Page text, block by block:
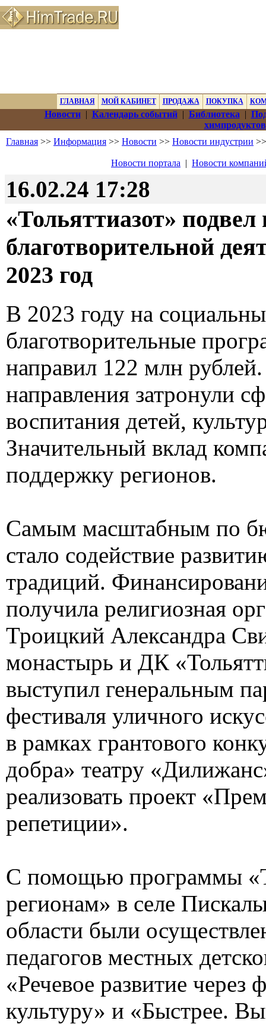
ГЛАВНАЯ МОЙ КАБИНЕТ ПРОДАЖА ПОКУПКА
Новости| Календарь событий| Библиотека |
химпродуктов
Главная >> Информация >> Новости >> Новости индустрии
Новости портала | Новости
16.02.24 17:28
«Тольяттиазот» подвел
благотворительной
2023 год
В 2023 году на
благотворительные
направил 122 млн
направления затронули
воспитания детей,
Значительный вклад
поддержку регионов.
Самым масштабным по
стало содействие
традиций.
получила религиозная
Троицкий Александра
монастырь и ДК
выступил генеральным
фестиваля уличного
в рамках грантового
добра» театру
реализовать проект
репетиции».
С помощью программы
регионам» в селе
области были
педагогов местных
«Речевое развитие через
культуру» и «Быстрее.